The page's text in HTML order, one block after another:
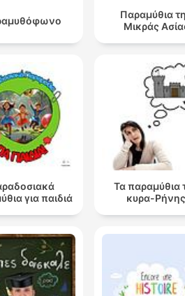
Παραμύθια
Μικράς
για παιδιά
Τα παραμύθια
κυρα-Ρήνης